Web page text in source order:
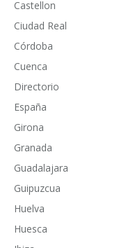
Castellon
Ciudad Real
Córdoba
Cuenca
Directorio
España
Girona
Granada
Guadalajara
Guipuzcua
Huelva
Huesca